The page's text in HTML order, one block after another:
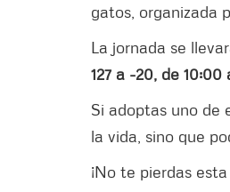
gatos, organizada
La jornada se
127 a -20, de
Si adoptas uno de
la vida, sino que
¡No te pierdas